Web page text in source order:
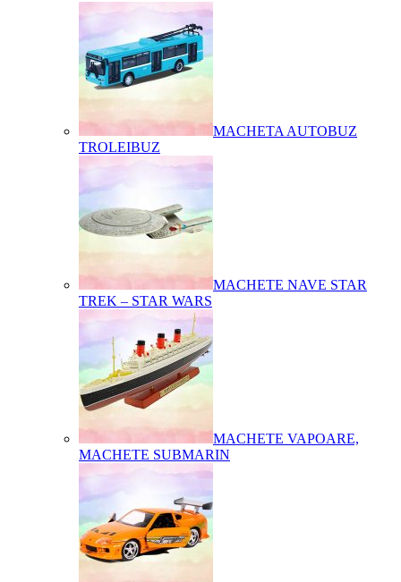
MACHETA AUTOBUZ
TROLEIBUZ
MACHETE NAVE STAR
TREK – STAR WARS
MACHETE VAPOARE,
MACHETE SUBMARIN